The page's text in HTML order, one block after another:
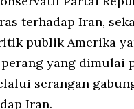
terhadap Iran,
publik Amerika
yang dimulai
serangan
Iran.